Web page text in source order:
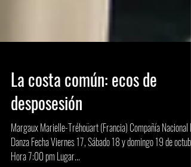
La costa común: ecos de
desposesión
Margaux Marielle-Tréhoüart (Francia) Compañía Nacional De